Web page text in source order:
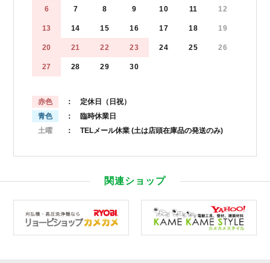
6 7 8 9 10 11 12
13 14 15 16 17 18 19
20 21 22 23 24 25 26
27 28 29 30
赤色
： 定休日（日祝）
青色
： 臨時休業日
土曜
： TELメール休業 (土は店頭在庫品の発送のみ)
関連ショップ